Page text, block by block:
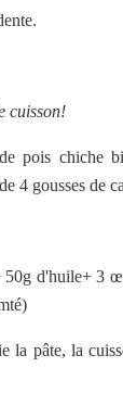
cuisson!
pois chiche
4 gousses de
d'huile+ 3
la pâte, la